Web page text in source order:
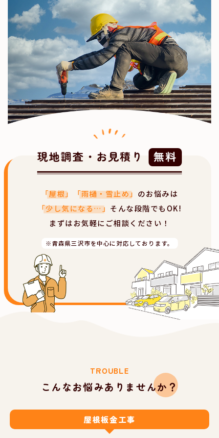
現地調査・お見積り 無料
「屋根」 「雨樋・雪止め」 のお悩みは
「少し気になる…」 そんな段階でもOK!
まずはお気軽にご相談ください！
※青森県三沢市を中心に対応しております。
TROUBLE
こんなお悩みありませんか？
屋根板金工事